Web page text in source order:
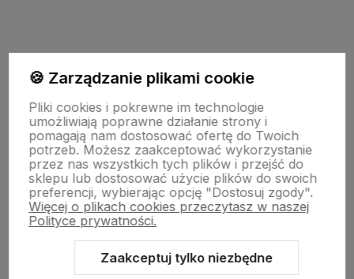
Pomoc
Moje konto
Płatności i dostawa
🍪 Zarządzanie plikami cookie
Pliki cookies i pokrewne im technologie
umożliwiają poprawne działanie strony i
pomagają nam dostosować ofertę do Twoich
potrzeb. Możesz zaakceptować wykorzystanie
przez nas wszystkich tych plików i przejść do
sklepu lub dostosować użycie plików do swoich
preferencji, wybierając opcję "Dostosuj zgody".
Więcej o plikach cookies przeczytasz w naszej
Polityce prywatności.
Zaakceptuj tylko niezbędne